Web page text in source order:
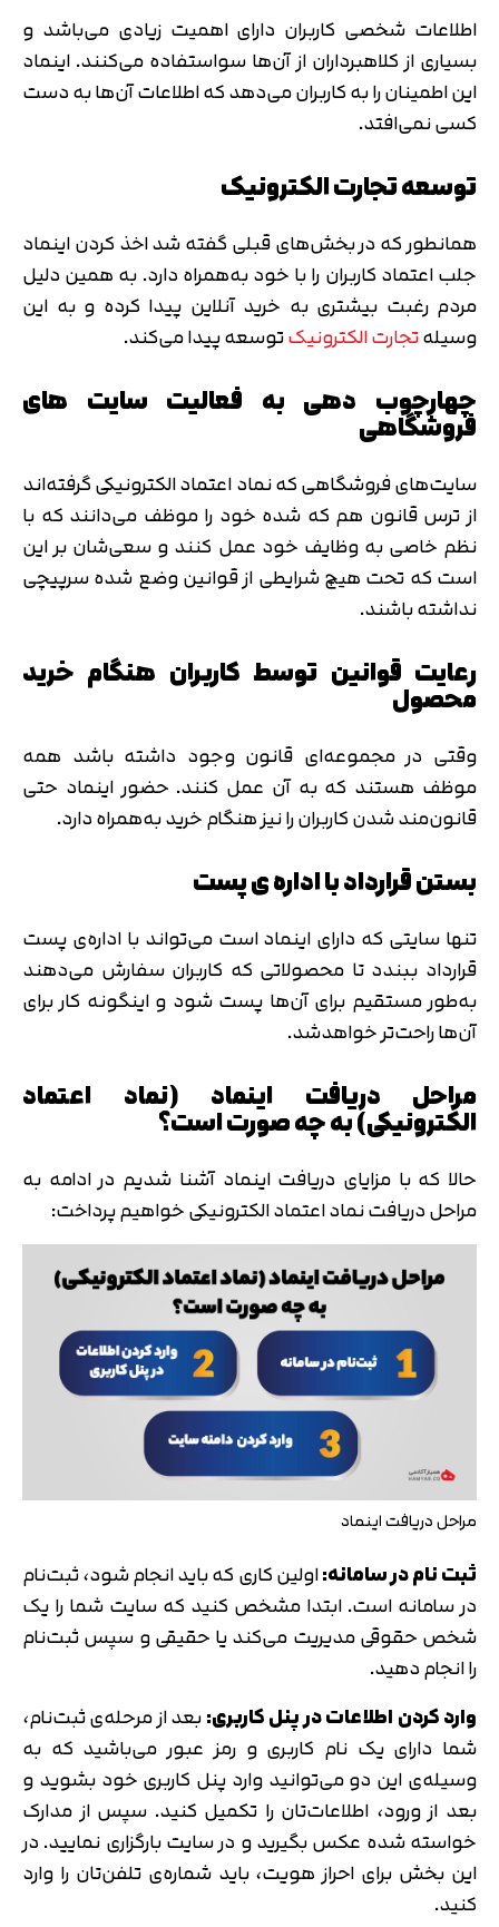
اطلاعات شخصی کاربران دارای اهمیت زیادی می‌باشد و
بسیاری از کلاهبرداران از آن‌ها سواستفاده می‌کنند. اینماد
این اطمینان را به کاربران می‌دهد که اطلاعات آن‌ها به دست
کسی نمی‌افتد.
توسعه‌ تجارت الکترونیک
همانطور که در بخش‌های قبلی گفته شد اخذ کردن اینماد
جلب اعتماد کاربران را با خود به‌همراه دارد. به‌ همین دلیل
مردم رغبت بیشتری به خرید آنلاین پیدا کرده و به این
وسیلهتجارت الکترونیکتوسعه پیدا می‌کند.
چهارچوب‌ دهی به فعالیت سایت های
فروشگاهی
سایت‌های فروشگاهی که نماد اعتماد الکترونیکی گرفته‌اند
از ترس قانون هم که شده خود را موظف می‌دانند که با
نظم خاصی به وظایف خود عمل کنند و سعی‌شان بر این
است که تحت هیچ‌ شرایطی از قوانین وضع شده سرپیچی
نداشته باشند.
رعایت قوانین توسط کاربران هنگام خرید
محصول
وقتی در مجموعه‌ای قانون وجود داشته باشد همه
موظف هستند که به آن عمل کنند. حضور اینماد حتی
قانون‌مند شدن کاربران را نیز هنگام خرید به‌همراه دارد.
بستن قرارداد با اداره ی پست
تنها سایتی که دارای اینماد است می‌تواند با اداره‌ی پست
قرارداد ببندد تا محصولاتی که کاربران سفارش می‌دهند
به‌طور مستقیم برای آن‌ها پست شود و اینگونه کار برای
آن‌ها راحت‌تر خواهدشد.
مراحل دریافت اینماد (نماد اعتماد
الکترونیکی) به‌ چه‌ صورت است؟
حالا که با مزایای دریافت اینماد آشنا شدیم در ادامه به
مراحل دریافت نماد اعتماد الکترونیکی خواهیم پرداخت:
مراحل دریافت اینماد
ثبت نام در سامانه:اولین کاری که باید انجام شود، ثبت‌نام
در سامانه است. ابتدا مشخص کنید که سایت شما را یک
شخص حقوقی مدیریت می‌کند یا حقیقی و سپس ثبت‌نام
را انجام دهید.
وارد کردن اطلاعات در پنل کاربری:بعد از مرحله‌ی ثبت‌نام،
شما دارای یک نام‌ کاربری و رمز عبور می‌باشید که به‌
وسیله‌ی این دو می‌توانید وارد پنل کاربری خود بشوید و
بعد از ورود، اطلاعات‌تان را تکمیل کنید. سپس از مدارک
خواسته‌ شده عکس بگیرید و در سایت بارگزاری نمایید. در
این‌ بخش برای احراز هویت، باید شماره‌ی تلفن‌تان را وارد
کنید.
تایید کد
دریافت مجدد کد:00:59